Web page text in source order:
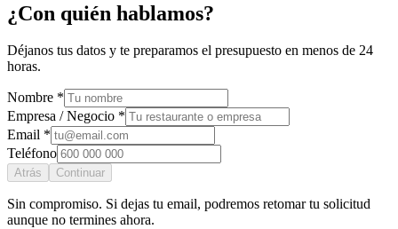
¿Con quién hablamos?
Déjanos tus datos y te preparamos el presupuesto en menos de 24
horas.
Nombre *
Empresa / Negocio *
Email *
Teléfono
Atrás Continuar
Sin compromiso. Si dejas tu email, podremos retomar tu solicitud
aunque no termines ahora.